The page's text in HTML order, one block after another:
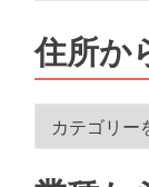
住所か